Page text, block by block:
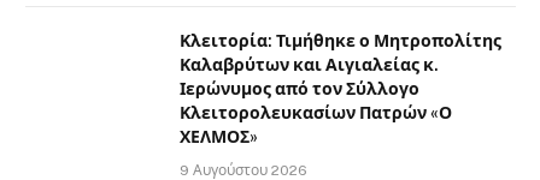
Κλειτορία: Τιμήθηκε ο Μητροπολίτης
Καλαβρύτων και Αιγιαλείας κ.
Ιερώνυμος από τον Σύλλογο
Κλειτορολευκασίων Πατρών «Ο
ΧΕΛΜΟΣ»
9 Αυγούστου 2026